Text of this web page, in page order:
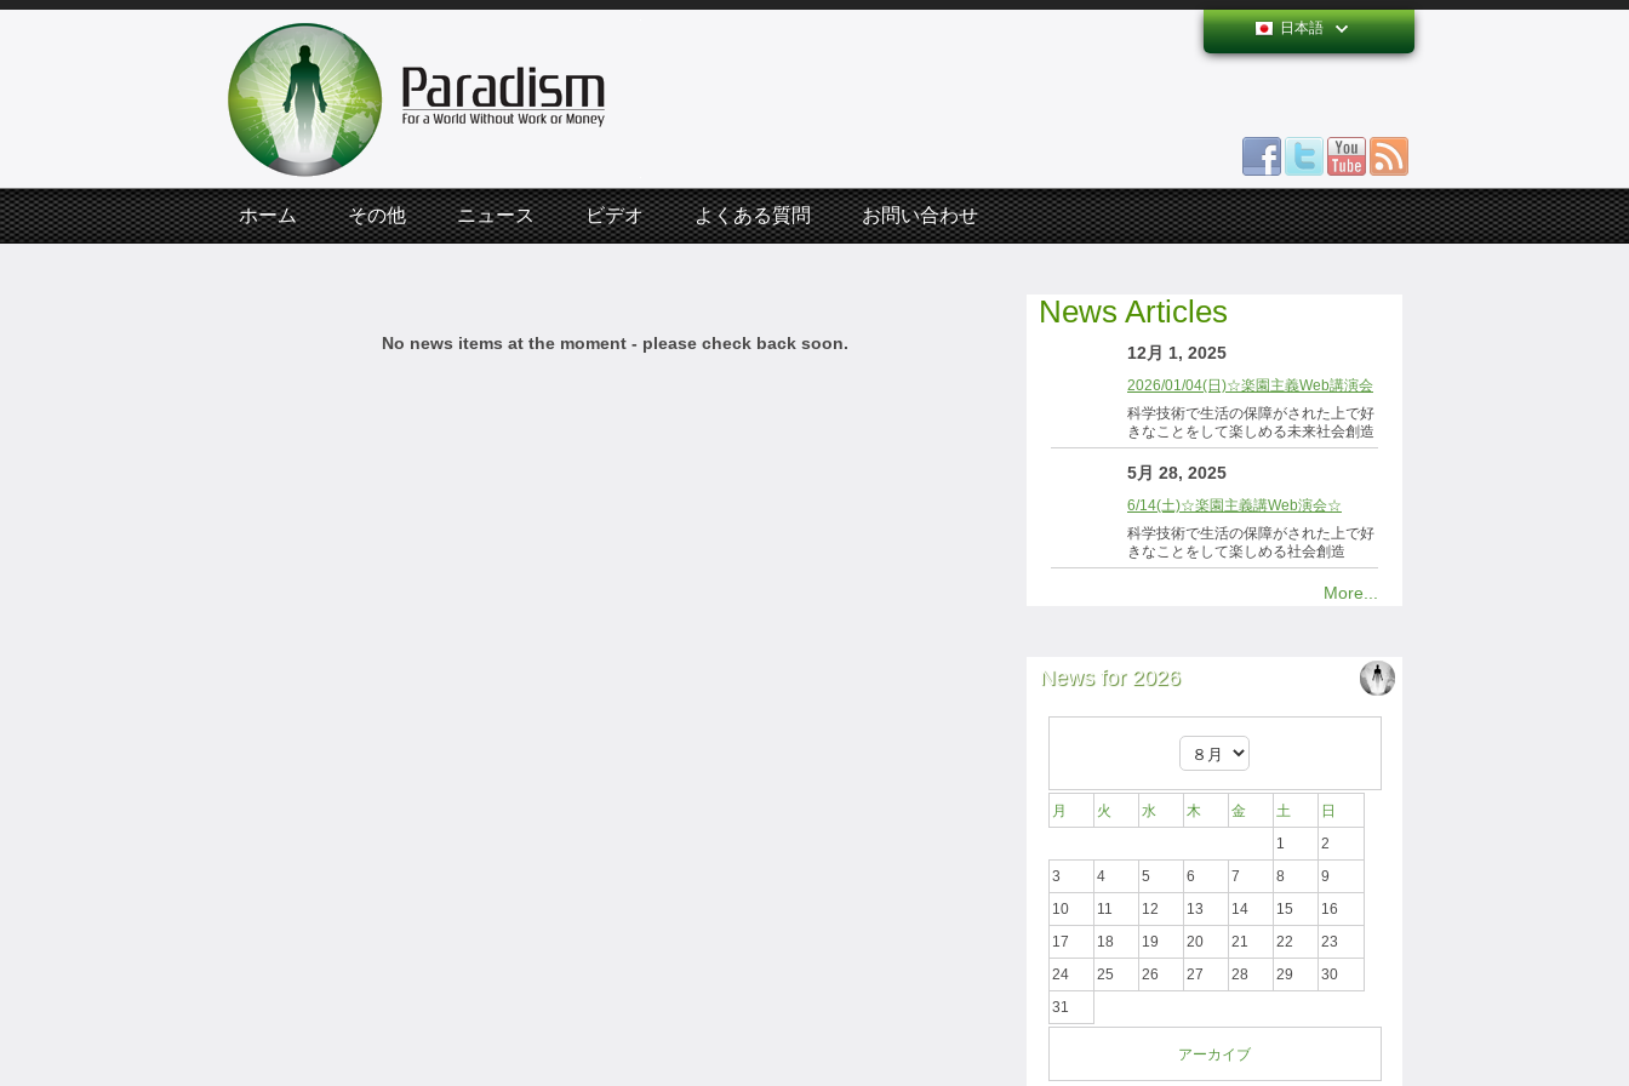
日本語
ホーム その他 ニュース ビデオ よくある質問 お問い合わせ
No news items at the moment - please check back soon.
News Articles
12月 1, 2025
2026/01/04(日)☆楽園主義Web講演会
科学技術で生活の保障がされた上で好
きなことをして楽しめる未来社会創造
5月 28, 2025
6/14(土)☆楽園主義講Web演会☆
科学技術で生活の保障がされた上で好
きなことをして楽しめる社会創造
More...
News for 2026
月 火 水 木 金 土
日
1
2
3
4 5 6 7 8
9
10
11 12 13 14 15
16
17
18 19 20 21 22
23
24
25 26 27 28 29
30
31
アーカイブ